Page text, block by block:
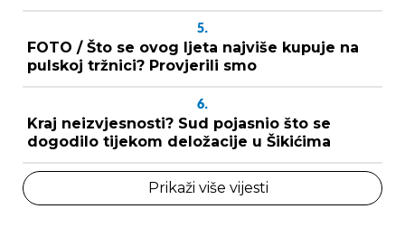
5.
FOTO / Što se ovog ljeta najviše kupuje na
pulskoj tržnici? Provjerili smo
6.
Kraj neizvjesnosti? Sud pojasnio što se
dogodilo tijekom deložacije u Šikićima
Prikaži više vijesti